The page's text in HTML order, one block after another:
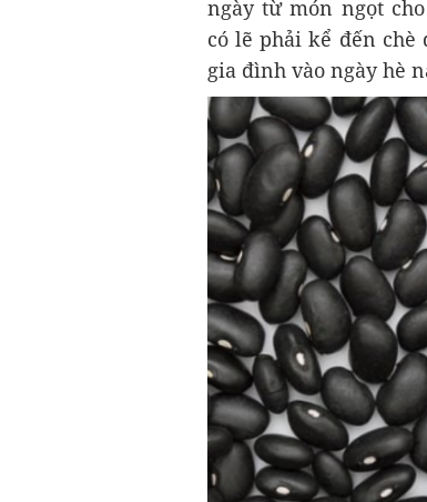
ngày từ món ngọt
có lẽ phải kể đến
gia đình vào ngày hè